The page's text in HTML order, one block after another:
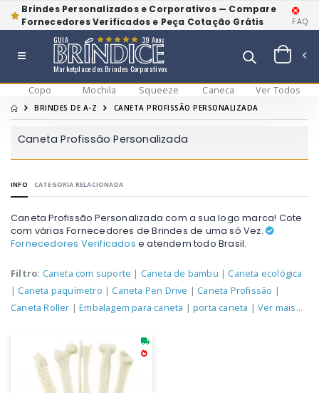
Brindes Personalizados e Corporativos — Compare
Fornecedores Verificados e Peça Cotação Grátis
FAQ
Marketplace dos Brindes Corporativos
GUIA 39 Anos
Copo Mochila Squeeze Caneca Ver Todos
BRINDES DE A-Z CANETA PROFISSÃO PERSONALIZADA
Caneta Profissão Personalizada
INFO CATEGORIA RELACIONADA
Caneta Profissão Personalizada com a sua logo marca! Cote
com várias Fornecedores de Brindes de uma só Vez.
Fornecedores Verificados e atendem todo Brasil.
Filtro: Caneta com suporte | Caneta de bambu | Caneta ecológica
| Caneta paquímetro | Caneta Pen Drive | Caneta Profissão |
Caneta Roller |Embalagem para caneta |porta caneta | Ver mais...